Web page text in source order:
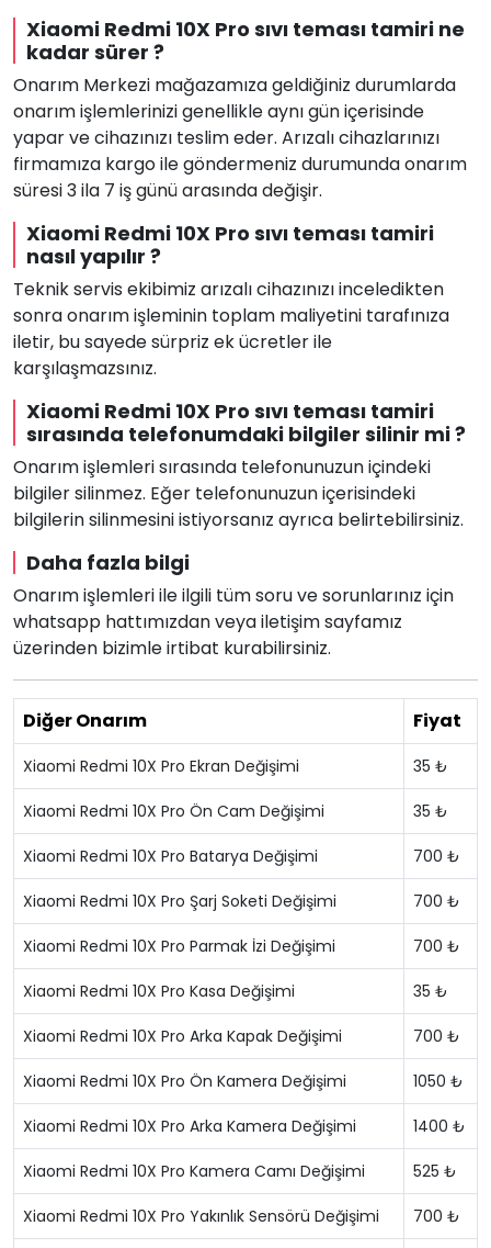
Xiaomi Redmi 10X Pro sıvı teması tamiri ne
kadar sürer ?
Onarım Merkezi mağazamıza geldiğiniz durumlarda
onarım işlemlerinizi genellikle aynı gün içerisinde
yapar ve cihazınızı teslim eder. Arızalı cihazlarınızı
firmamıza kargo ile göndermeniz durumunda onarım
süresi 3 ila 7 iş günü arasında değişir.
Xiaomi Redmi 10X Pro sıvı teması tamiri
nasıl yapılır ?
Teknik servis ekibimiz arızalı cihazınızı inceledikten
sonra onarım işleminin toplam maliyetini tarafınıza
iletir, bu sayede sürpriz ek ücretler ile
karşılaşmazsınız.
Xiaomi Redmi 10X Pro sıvı teması tamiri
sırasında telefonumdaki bilgiler silinir mi ?
Onarım işlemleri sırasında telefonunuzun içindeki
bilgiler silinmez. Eğer telefonunuzun içerisindeki
bilgilerin silinmesini istiyorsanız ayrıca belirtebilirsiniz.
Daha fazla bilgi
Onarım işlemleri ile ilgili tüm soru ve sorunlarınız için
whatsapp hattımızdan veya iletişim sayfamız
üzerinden bizimle irtibat kurabilirsiniz.
Diğer Onarım Fiyat
Xiaomi Redmi 10X Pro Ekran Değişimi 35 ₺
Xiaomi Redmi 10X Pro Ön Cam Değişimi 35 ₺
Xiaomi Redmi 10X Pro Batarya Değişimi 700 ₺
Xiaomi Redmi 10X Pro Şarj Soketi Değişimi 700 ₺
Xiaomi Redmi 10X Pro Parmak İzi Değişimi 700 ₺
Xiaomi Redmi 10X Pro Kasa Değişimi 35 ₺
Xiaomi Redmi 10X Pro Arka Kapak Değişimi 700 ₺
Xiaomi Redmi 10X Pro Ön Kamera Değişimi 1050 ₺
Xiaomi Redmi 10X Pro Arka Kamera Değişimi 1400 ₺
Xiaomi Redmi 10X Pro Kamera Camı Değişimi 525 ₺
Xiaomi Redmi 10X Pro Yakınlık Sensörü Değişimi 700 ₺